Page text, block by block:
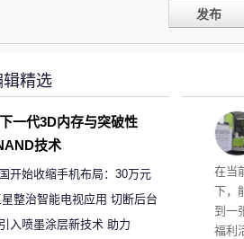
发布
在当
下，
到一
福利
辑精选
一代3D内存与突破性
技术
开始收缩手机布局：30万元
达标门店 将被逐步清退
星整治智能电视应用 切断后台
宽的违规行为
入喷墨涂层新技术 助力